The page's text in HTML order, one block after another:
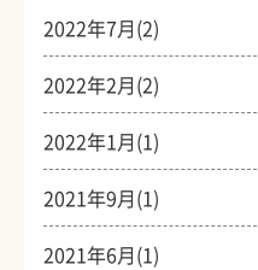
2022年7月(2)
2022年2月(2)
2022年1月(1)
2021年9月(1)
2021年6月(1)